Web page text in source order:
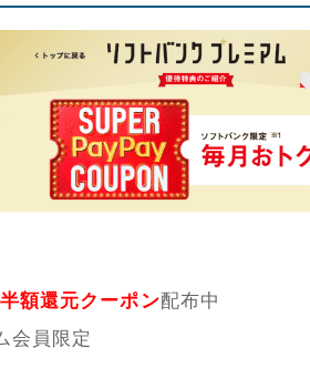
額還元クーポン配布中
会員限定